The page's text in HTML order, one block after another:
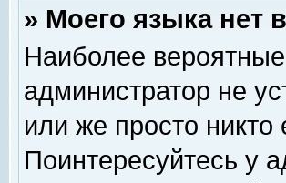
» Моего языка нет
Наиболее
администратор не
или же просто
Поинтересуйтесь у